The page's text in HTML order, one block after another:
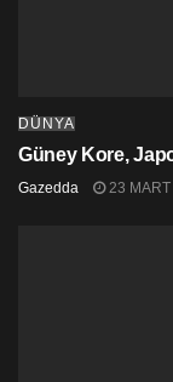
DÜNYA
Güney Kore,
Gazedda 23 MART